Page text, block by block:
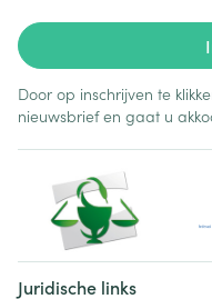
Door op inschrijven te
nieuwsbrief en gaat u
Juridische links